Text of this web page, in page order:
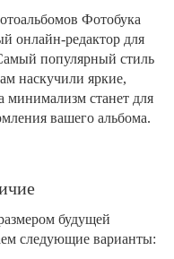
Фотобука
онлайн-редактор для
популярный стиль
наскучили яркие,
минимализм станет для
вашего альбома.
будущей
следующие варианты: